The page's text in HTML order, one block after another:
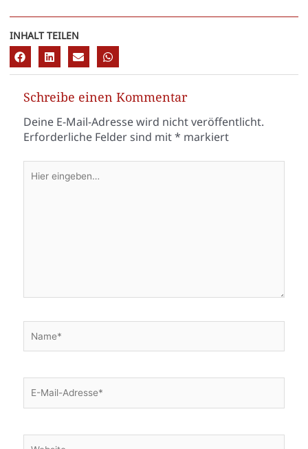
INHALT TEILEN
Schreibe einen Kommentar
Deine E-Mail-Adresse wird nicht veröffentlicht.
Erforderliche Felder sind mit* markiert
eingeben…
Mail-